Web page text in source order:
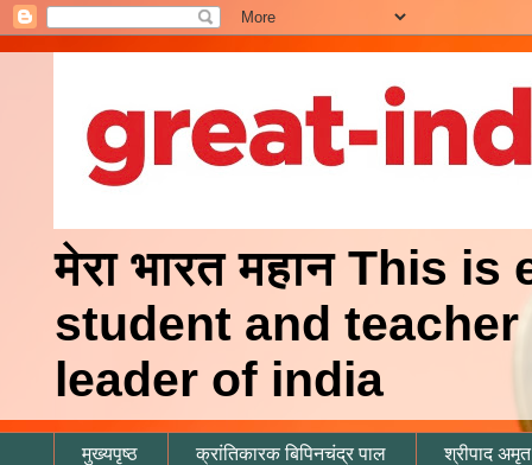
मेरा भारत महान This
student and
leader of india
मुख्यपृष्ठ क्रांतिकारक बिपिनचंद्र पाल श्रीपाद